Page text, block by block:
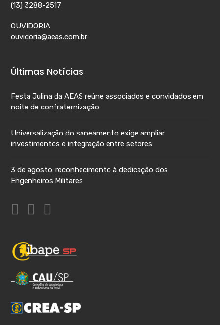
(13) 3288-2517
OUVIDORIA
ouvidoria@aeas.com.br
Últimas Notícias
Festa Julina da AEAS reúne associados e convidados em
noite de confraternização
Universalização do saneamento exige ampliar
investimentos e integração entre setores
3 de agosto: reconhecimento à dedicação dos
Engenheiros Militares